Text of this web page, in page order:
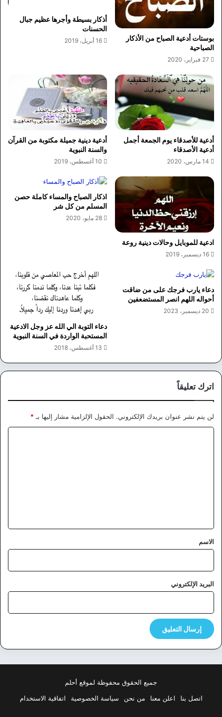
بوستات أدعية الصباح من الأذكار
الصباحية
27 فبراير، 2020
أذكار بسيطة وأجرها عظيم جبال
الحسنات
16 أبريل، 2019
أدعية للأصدقاء يوم الجمعة أجمل
أدعية الأصدقاء
14 مارس، 2020
أدعية دينية جميلة مكتوبة من القرآن
والسنة النبوية
10 أغسطس، 2019
ادعية للموبايل وحالات دينية روعة
16 ديسمبر، 2019
اذكار الصباح والمساء كاملة حصن
المسلم من كل شر
28 مايو، 2020
دعاء يارب فرجك على من ضاقت
أحواله اللهم انصر المستضعفين
20 ديسمبر، 2023
دعاء التوبة الي الله عز وجل الادعية
المستحبة الواردة في السنة النبوية
13 أغسطس، 2018
اترك تعليقاً
لن يتم نشر عنوان بريدك الإلكتروني. الحقول الإلزامية مشار إليها بـ*
*
الاسم
البريد الإلكتروني
جميع الحقوق محفوظة لموقع أحلم
اتصل بنا
اعلن معنا من نحن سياسة الخصوصية اتفاقية الاستخدام